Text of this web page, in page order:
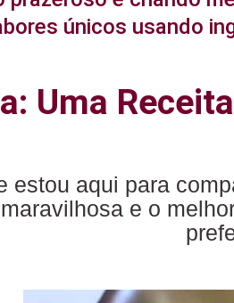
únicos usando
Uma
estou aqui para
e o